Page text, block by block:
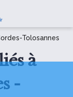
Tolosannes
à
-